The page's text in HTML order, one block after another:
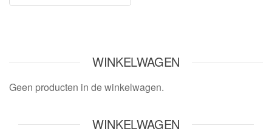
WINKELWAGEN
Geen producten in de winkelwagen.
WINKELWAGEN